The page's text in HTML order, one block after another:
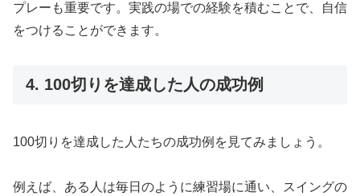
プレーも重要です。実践の場での経験を積むことで、自信
をつけることができます。
4. 100切りを達成した人の成功例
100切りを達成した人たちの成功例を見てみましょう。
例えば、ある人は毎日のように練習場に通い、スイングの